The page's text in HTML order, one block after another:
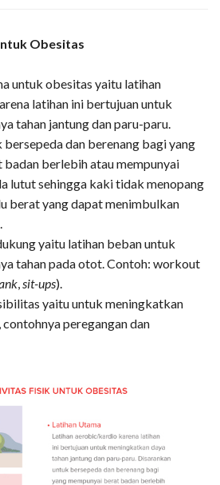
Obesitas
untuk obesitas yaitu latihan
latihan ini bertujuan untuk
tahan jantung dan paru-paru.
bersepeda dan berenang bagi yang
berlebih atau mempunyai
lutut sehingga kaki tidak menopang
berat yang dapat menimbulkan
yaitu latihan beban untuk
tahan pada otot. Contoh: workout
,sit-ups).
yaitu untuk meningkatkan
peregangan dan